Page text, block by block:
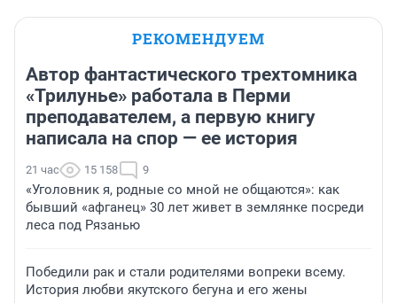
РЕКОМЕНДУЕМ
Автор фантастического трехтомника
«Трилунье» работала в Перми
преподавателем, а первую книгу
написала на спор — ее история
21 час 15 158 9
«Уголовник я, родные со мной не общаются»: как
бывший «афганец» 30 лет живет в землянке посреди
леса под Рязанью
Победили рак и стали родителями вопреки всему.
История любви якутского бегуна и его жены